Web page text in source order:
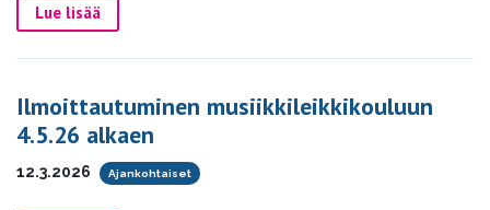
Lue lisää
Ilmoittautuminen musiikkileikkikouluun
4.5.26 alkaen
12.3.2026 Ajankohtaiset